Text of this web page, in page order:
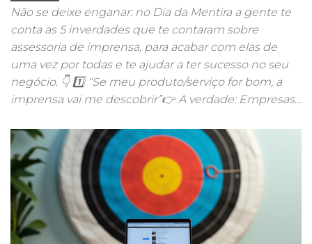
Não se deixe enganar: no Dia da Mentira a gente te
conta as 5 inverdades que te contaram sobre
assessoria de imprensa, para acabar com elas de
uma vez por todas e te ajudar a ter sucesso no seu
negócio. 👇 1️⃣ “Se meu produto/serviço for bom, a
imprensa vai me descobrir”👉 A verdade: Empresas…